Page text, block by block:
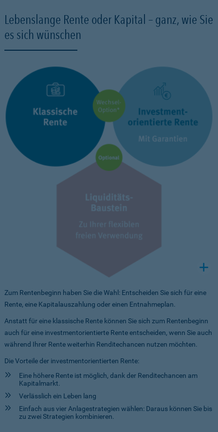
Lebenslange Rente oder Kapital – ganz, wie Sie
es sich wünschen
Zum Rentenbeginn haben Sie die Wahl: Entscheiden Sie sich für eine
Rente, eine Kapitalauszahlung oder einen Entnahmeplan.
Anstatt für eine klassische Rente können Sie sich zum Rentenbeginn
auch für eine investmentorientierte Rente entscheiden, wenn Sie auch
während Ihrer Rente weiterhin Renditechancen nutzen möchten.
Die Vorteile der investmentorientierten Rente:
Eine höhere Rente ist möglich, dank der Renditechancen am
Kapitalmarkt.
Verlässlich ein Leben lang
Einfach aus vier Anlagestrategien wählen: Daraus können Sie bis
zu zwei Strategien kombinieren.